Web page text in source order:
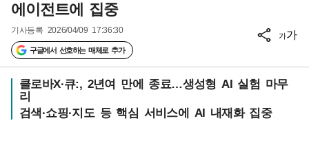
에이전트에 집중
기사등록 2026/04/09 17:36:30
구글에서 선호하는 매체로 추가
가가
클로바X·큐:, 2년여 만에 종료…생성형 AI 실험 마무
리
검색·쇼핑·지도 등 핵심 서비스에 AI 내재화 집중